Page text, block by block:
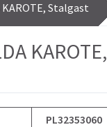
KAROTE, Stalgast
KAROTE,
PL32353060